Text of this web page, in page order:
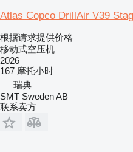
Atlas Copco DrillAir V39
根据请求提供价格
移动式空压机
2026
167 摩托小时
瑞典
SMT Sweden AB
联系卖方